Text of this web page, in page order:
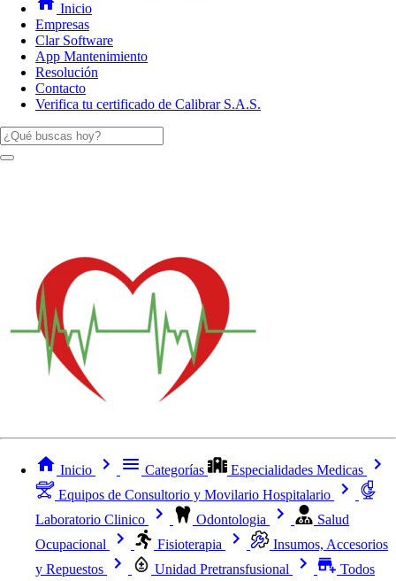
Inicio
Empresas
Clar Software
App Mantenimiento
Resolución
Contacto
Verifica tu certificado de Calibrar S.A.S.
Inicio Categorías
Especialidades Medicas
Equipos de Consultorio y Movilario Hospitalario
Laboratorio Clinico
Odontologia
Salud
Ocupacional
Fisioterapia
Insumos, Accesorios
y Repuestos
Unidad Pretransfusional
Todos